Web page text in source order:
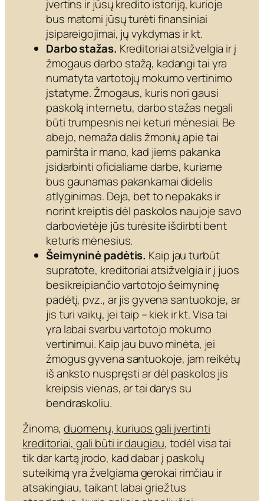
įvertins ir jūsų kredito istoriją, kurioje
bus matomi jūsų turėti finansiniai
įsipareigojimai, jų vykdymas ir kt.
Darbo stažas. Kreditoriai atsižvelgia ir į
žmogaus darbo stažą, kadangi tai yra
numatyta vartotojų mokumo vertinimo
įstatyme. Žmogaus, kuris nori gausi
paskolą internetu, darbo stažas negali
būti trumpesnis nei keturi mėnesiai. Be
abejo, nemaža dalis žmonių apie tai
pamiršta ir mano, kad jiems pakanka
įsidarbinti oficialiame darbe, kuriame
bus gaunamas pakankamai didelis
atlyginimas. Deja, bet to nepakaks ir
norint kreiptis dėl paskolos naujoje savo
darbovietėje jūs turėsite išdirbti bent
keturis mėnesius.
Šeimyninė padėtis. Kaip jau turbūt
supratote, kreditoriai atsižvelgia ir į juos
besikreipiančio vartotojo šeimyninę
padėtį, pvz., ar jis gyvena santuokoje, ar
jis turi vaikų, jei taip – kiek ir kt. Visa tai
yra labai svarbu vartotojo mokumo
vertinimui. Kaip jau buvo minėta, jei
žmogus gyvena santuokoje, jam reikėtų
iš anksto nuspręsti ar dėl paskolos jis
kreipsis vienas, ar tai darys su
bendraskoliu.
Žinoma,duomenų, kuriuos gali įvertinti
kreditoriai, gali būti ir daugiau, todėl visa tai
tik dar kartą įrodo, kad dabar į paskolų
suteikimą yra žvelgiama gerokai rimčiau ir
atsakingiau, taikant labai griežtus